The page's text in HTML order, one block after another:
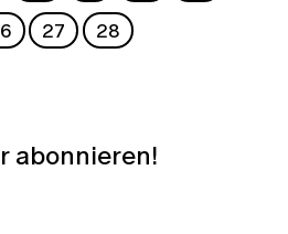
27 28
abonnieren!